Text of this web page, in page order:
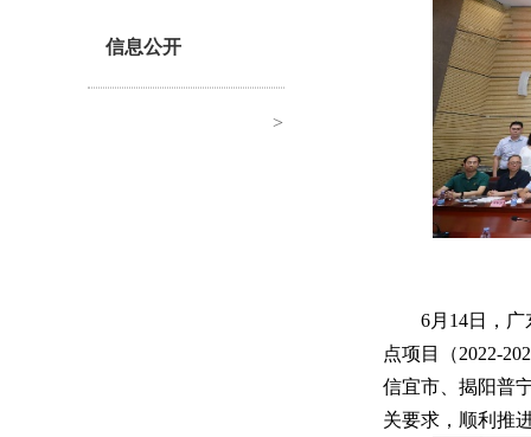
信息公开
>
6月14日，
点项目（2022-
信宜市、揭阳普
关要求，顺利推